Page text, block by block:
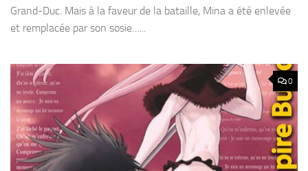
Grand-Duc. Mais à la faveur de la bataille, Mina a été enlevée
et remplacée par son sosie…...
0